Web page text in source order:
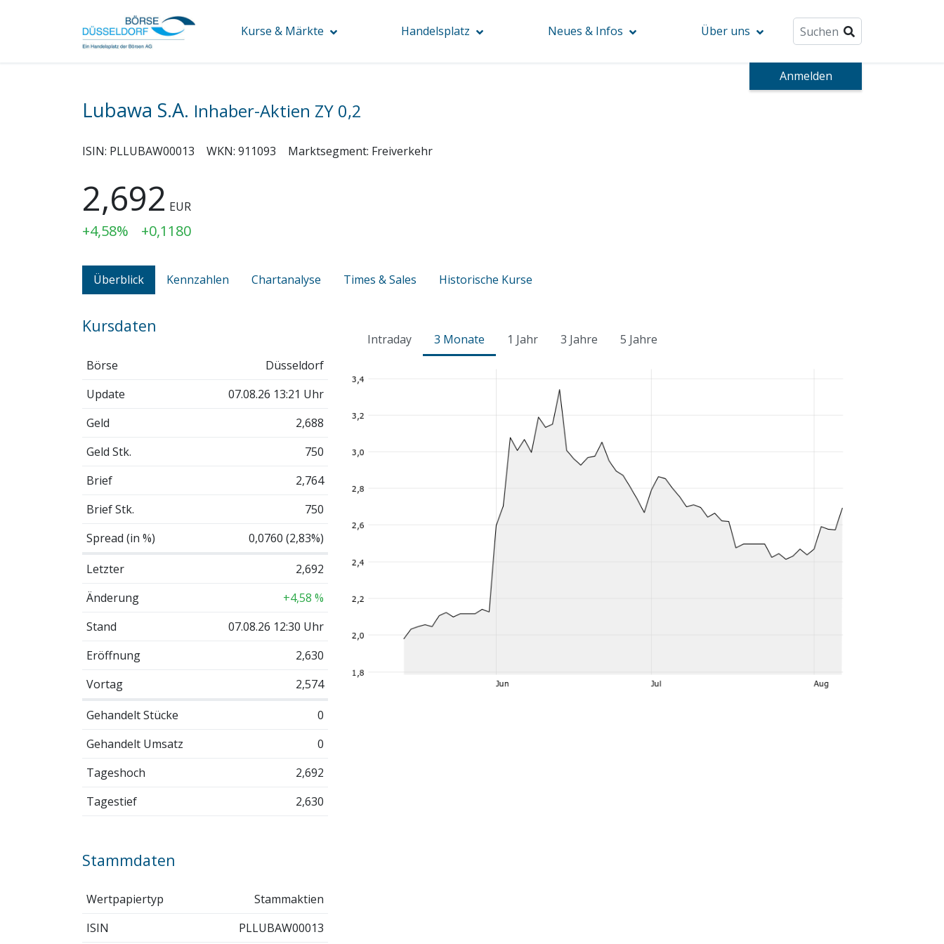
Kurse & Märkte Handelsplatz Neues & Infos Über uns
Anmelden
Lubawa S.A. Inhaber-Aktien ZY 0,2
ISIN: PLLUBAW00013 WKN: 911093 Marktsegment: Freiverkehr
2,692 EUR
+4,58% +0,1180
Überblick Kennzahlen Chartanalyse Times & Sales Historische Kurse
Kursdaten
Börse
Düsseldorf
Update
07.08.26 13:21 Uhr
Geld
2,688
Geld Stk.
750
Brief
2,764
Brief Stk.
750
Spread (in %)
0,0760 (2,83%)
Letzter
2,692
Änderung
+4,58 %
Stand
07.08.26 12:30 Uhr
Eröffnung
2,630
Vortag
2,574
Gehandelt Stücke
0
Gehandelt Umsatz
0
Tageshoch
2,692
Tagestief
2,630
Stammdaten
Wertpapiertyp
Stammaktien
ISIN
PLLUBAW00013
Intraday 3 Monate 1 Jahr 3 Jahre 5 Jahre